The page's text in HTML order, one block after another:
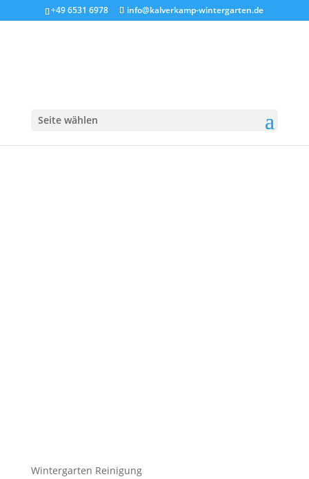
+49 6531 6978 info@kalverkamp-wintergarten.de
Seite wählen
Wintergarten Reinigung